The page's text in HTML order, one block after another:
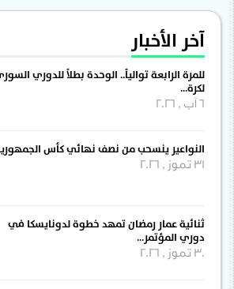
آخر الأخبار
للمرة الرابعة توالياً.. الوحدة بطلاً للدوري السوري
لكرة…
النواعير ينسحب من نصف نهائي كأس الجمهورية
31 تموز , 2026
ثنائية عمار رمضان تمهد خطوة لدونايسكا في
دوري المؤتمر…
30 تموز , 2026